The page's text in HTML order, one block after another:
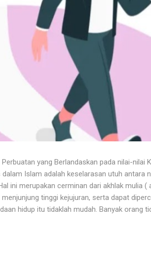
yang Berlandaskan pada nilai-nilai
Islam adalah keselarasan utuh antara
ini merupakan cerminan dari akhlak mulia (
tinggi kejujuran, serta dapat
hidup itu tidaklah mudah. Banyak orang
sekian lama, dan banyak orang
penting dalam menjalankan kehidupan.